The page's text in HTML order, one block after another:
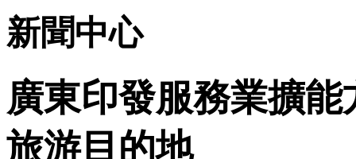
新聞中心
廣東印發服務業擴
旅游目的地